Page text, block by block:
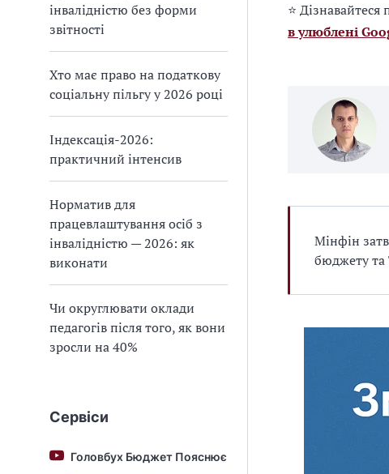
інвалідністю без форми
звітності
Хто має право на податкову
соціальну пільгу у 2026 році
Індексація-2026:
практичний інтенсив
Норматив для
працевлаштування осіб з
інвалідністю — 2026: як
виконати
Чи округлювати оклади
педагогів після того, як вони
зросли на 40%
Сервіси
Головбух Бюджет Пояснює
⭐
в улюблені
Мінфін
бюджету та